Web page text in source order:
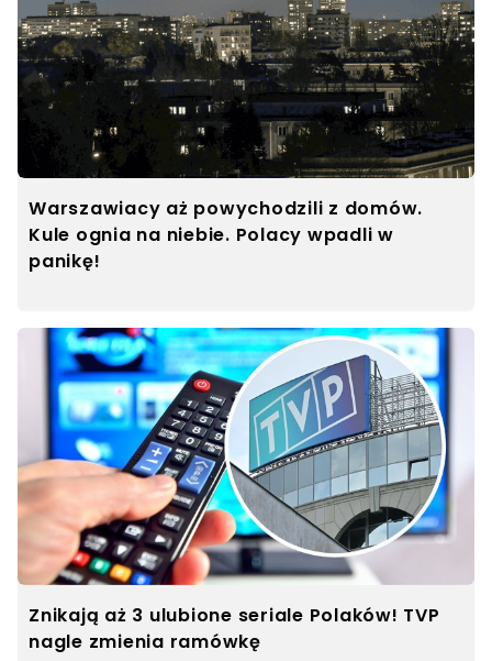
Warszawiacy aż powychodzili z domów.
Kule ognia na niebie. Polacy wpadli w
panikę!
Znikają aż 3 ulubione seriale Polaków! TVP
nagle zmienia ramówkę